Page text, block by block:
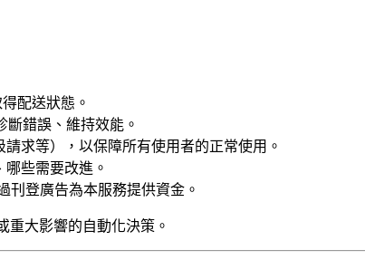
配送狀態。
錯誤、維持效能。
求等），以保障所有使用者的正常使用。
些需要改進。
登廣告為本服務提供資金。
大影響的自動化決策。